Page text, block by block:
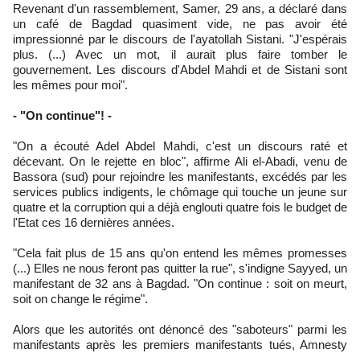
Revenant d'un rassemblement, Samer, 29 ans, a déclaré dans
un café de Bagdad quasiment vide, ne pas avoir été
impressionné par le discours de l'ayatollah Sistani. "J'espérais
plus. (...) Avec un mot, il aurait plus faire tomber le
gouvernement. Les discours d'Abdel Mahdi et de Sistani sont
les mêmes pour moi".
- "On continue"! -
"On a écouté Adel Abdel Mahdi, c'est un discours raté et
décevant. On le rejette en bloc", affirme Ali el-Abadi, venu de
Bassora (sud) pour rejoindre les manifestants, excédés par les
services publics indigents, le chômage qui touche un jeune sur
quatre et la corruption qui a déjà englouti quatre fois le budget de
l'Etat ces 16 dernières années.
"Cela fait plus de 15 ans qu'on entend les mêmes promesses
(...) Elles ne nous feront pas quitter la rue", s'indigne Sayyed, un
manifestant de 32 ans à Bagdad. "On continue : soit on meurt,
soit on change le régime".
Alors que les autorités ont dénoncé des "saboteurs" parmi les
manifestants après les premiers manifestants tués, Amnesty